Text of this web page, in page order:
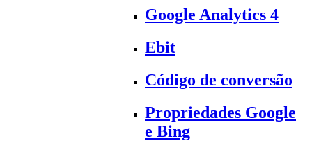
Google Analytics 4
Ebit
Código de conversão
Propriedades Google
e Bing